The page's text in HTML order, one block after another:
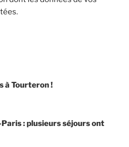
.
à Tourteron !
: plusieurs séjours ont